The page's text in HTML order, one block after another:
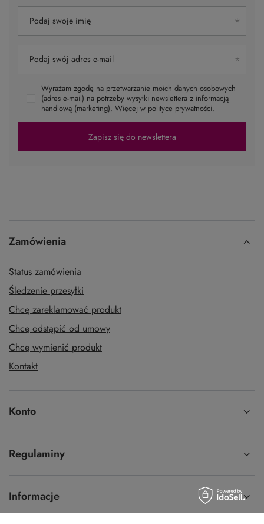
Podaj swoje imię
Podaj swój adres e-mail
Wyrażam zgodę na przetwarzanie moich danych osobowych
(adres e-mail) na potrzeby wysyłki newslettera z informacją
handlową (marketing). Więcej w polityce prywatności.
Zapisz się do newslettera
Zamówienia
Status zamówienia
Śledzenie przesyłki
Chcę zareklamować produkt
Chcę odstąpić od umowy
Chcę wymienić produkt
Kontakt
Konto
Regulaminy
Informacje